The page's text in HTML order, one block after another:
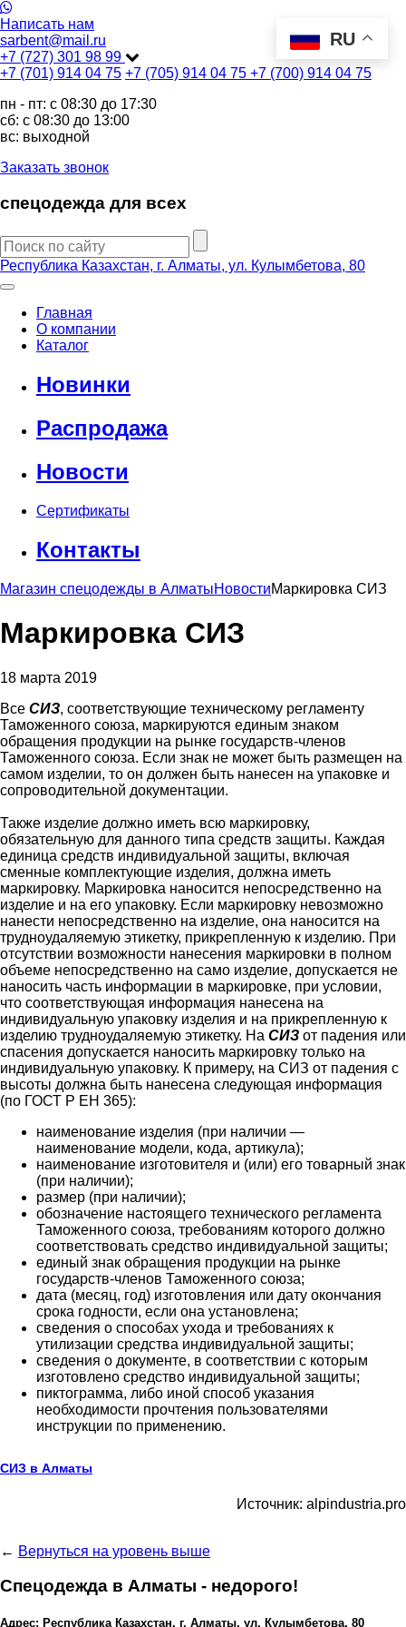
Написать нам
sarbent@mail.ru
+7 (727) 301 98 99
+7 (701) 914 04 75 +7 (705) 914 04 75 +7 (700) 914 04 75
пн - пт: c 08:30 до 17:30
сб: c 08:30 до 13:00
вс: выходной
Заказать звонок
спецодежда для всех
Республика Казахстан, г. Алматы, ул. Кулымбетова, 80
Главная
О компании
Каталог
Новинки
Распродажа
Новости
Сертификаты
Контакты
Магазин спецодежды в АлматыНовостиМаркировка СИЗ
Маркировка СИЗ
18 марта 2019
Все СИЗ, соответствующие техническому регламенту
Таможенного союза, маркируются единым знаком
обращения продукции на рынке государств-членов
Таможенного союза. Если знак не может быть размещен на
самом изделии, то он должен быть нанесен на упаковке и
сопроводительной документации.
Также изделие должно иметь всю маркировку,
обязательную для данного типа средств защиты. Каждая
единица средств индивидуальной защиты, включая
сменные комплектующие изделия, должна иметь
маркировку. Маркировка наносится непосредственно на
изделие и на его упаковку. Если маркировку невозможно
нанести непосредственно на изделие, она наносится на
трудноудаляемую этикетку, прикрепленную к изделию. При
отсутствии возможности нанесения маркировки в полном
объеме непосредственно на само изделие, допускается не
наносить часть информации в маркировке, при условии,
что соответствующая информация нанесена на
индивидуальную упаковку изделия и на прикрепленную к
изделию трудноудаляемую этикетку. На СИЗ от падения или
спасения допускается наносить маркировку только на
индивидуальную упаковку. К примеру, на СИЗ от падения с
высоты должна быть нанесена следующая информация
(по ГОСТ Р ЕН 365):
наименование изделия (при наличии —
наименование модели, кода, артикула);
наименование изготовителя и (или) его товарный знак
(при наличии);
размер (при наличии);
обозначение настоящего технического регламента
Таможенного союза, требованиям которого должно
соответствовать средство индивидуальной защиты;
единый знак обращения продукции на рынке
государств-членов Таможенного союза;
дата (месяц, год) изготовления или дату окончания
срока годности, если она установлена;
сведения о способах ухода и требованиях к
утилизации средства индивидуальной защиты;
сведения о документе, в соответствии с которым
изготовлено средство индивидуальной защиты;
пиктограмма, либо иной способ указания
необходимости прочтения пользователями
инструкции по применению.
СИЗ в Алматы
Источник: alpindustria.pro
← Вернуться на уровень выше
Спецодежда в Алматы - недорого!
Адрес: Республика Казахстан, г. Алматы, ул. Кулымбетова, 80
RU